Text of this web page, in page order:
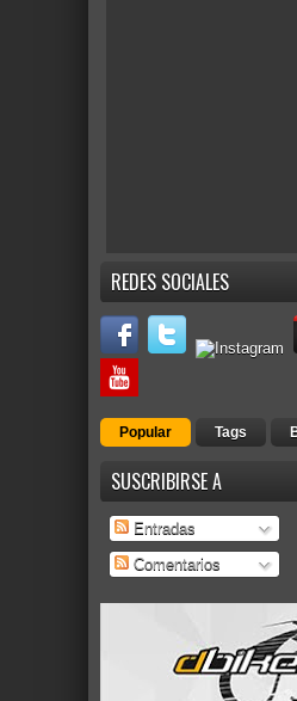
REDES SOCIALES
Popular Tags
SUSCRIBIRSE A
Entradas
Comentarios